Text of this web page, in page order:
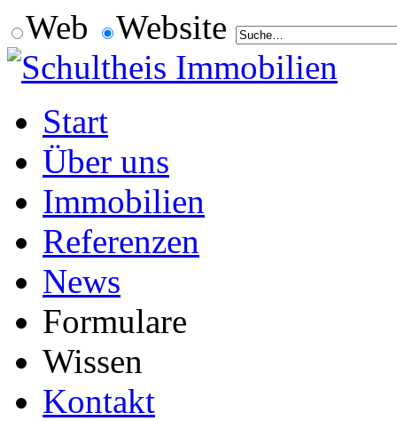
Web Website
Start
Über uns
Immobilien
Referenzen
News
Formulare
Wissen
Kontakt